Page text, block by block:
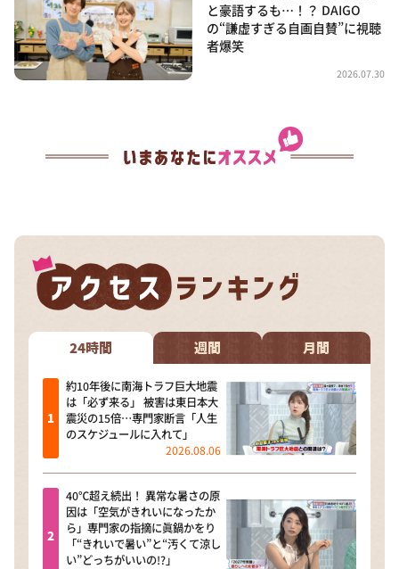
と豪語するも…！？ DAIGO
の“謙虚すぎる自画自賛”に視聴
者爆笑
2026.07.30
24時間 週間 月間
約10年後に南海トラフ巨大地震
は「必ず来る」 被害は東日本大
震災の15倍…専門家断言「人生
のスケジュールに入れて」
2026.08.06
40℃超え続出！ 異常な暑さの原
因は「空気がきれいになったか
ら」専門家の指摘に眞鍋かをり
「“きれいで暑い”と“汚くて涼し
い”どっちがいいの!?」